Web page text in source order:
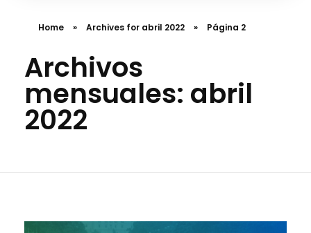
Home » Archives for abril 2022 » Página 2
Archivos
mensuales: abril
2022